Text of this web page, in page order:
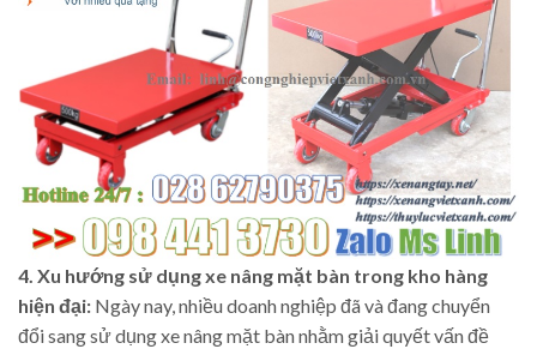
4. Xu hướng sử dụng xe nâng mặt bàn trong kho hàng
hiện đại: Ngày nay, nhiều doanh nghiệp đã và đang chuyển
đổi sang sử dụng xe nâng mặt bàn nhằm giải quyết vấn đề